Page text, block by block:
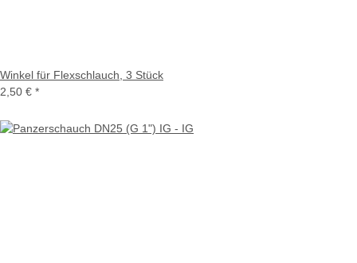
Winkel für Flexschlauch, 3 Stück
2,50 € *